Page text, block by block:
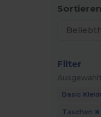
Filter
Ausgewählt
Basic
Taschen